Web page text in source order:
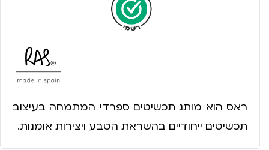
ראס הוא מותג תכשיטים ספרדי המתמחה בעיצוב
תכשיטים ייחודיים בהשראת הטבע ויצירות אומנות.